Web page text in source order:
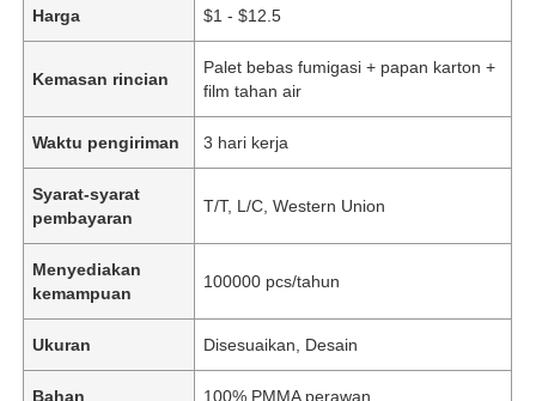
Harga $1 - $12.5
Kemasan rincian
Palet bebas fumigasi + papan karton +
film tahan air
Waktu pengiriman 3 hari kerja
Syarat-syarat
pembayaran
T/T, L/C, Western Union
Menyediakan
kemampuan
100000 pcs/tahun
Ukuran Disesuaikan, Desain
Bahan 100% PMMA perawan